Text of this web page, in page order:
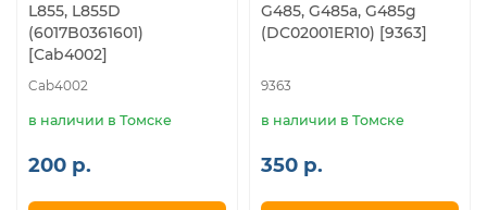
L855, L855D
(6017B0361601)
[Cab4002]
Cab4002
в наличии в Томске
200 р.
G485, G485a, G485g
(DC02001ER10) [9363]
9363
в наличии в Томске
350 р.